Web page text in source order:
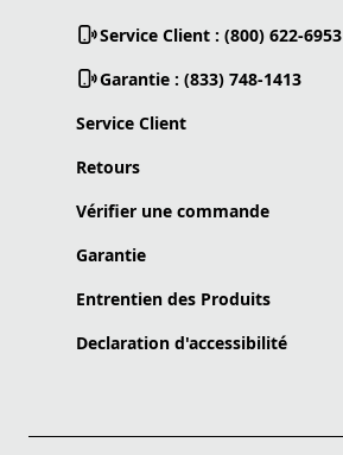
Service Client : (800) 622-6953
Garantie : (833) 748-1413
Service Client
Retours
Vérifier une commande
Garantie
Entrentien des Produits
Declaration d'accessibilité